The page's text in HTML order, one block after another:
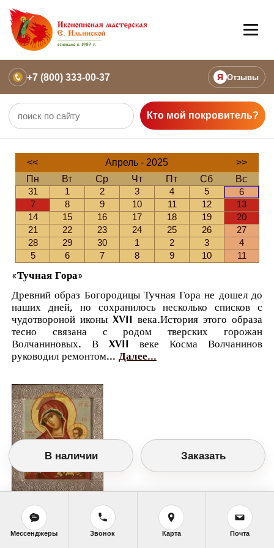
+7 (800) 333-00-37 Я Отзывы
Кто мой покровитель?
<< Апрель - 2025
>>
Пн
Вт Ср Чт Пт Сб
Вс
31
1 2 3 4 5
6
7
8 9 10 11 12
13
14
15 16 17 18 19
20
21
22 23 24 25 26
27
28
29 30 1 2 3
4
5
6 7 8 9 10 11
«Тучная Гора»
Древний образ Богородицы Тучная Гора не дошел до
наших дней, но сохранилось несколько списков с
чудотвороной иконы XVII века.История этого образа
тесно связана с родом тверских горожан
Волчаниновых. В XVII веке Косма Волчанинов
руководил ремонтом... Далее...
Православный календарь
<<
Воскресенье, 6 Апреля (24 Марта по
старому стилю)>>
В наличии Заказать
Мессенджеры Звонок Карта Почта